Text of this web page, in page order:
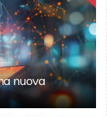
nuova